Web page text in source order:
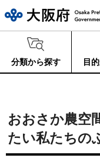
分類から探す 目
おおさか農空
たい私たちの